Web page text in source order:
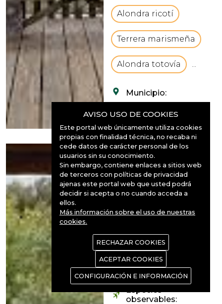
Bullaque. vbC...
Alondra ricotí
Terrera marismeña
Alondra totovía ...
Municipio:
Ruta del
Boquerón del
Estena
P.N.Cabañeros
las afueras del pueblo
de Navas de Estena.
Donde existe un
pequeño
aparcamiento. El
recorrido de 8
Especies
observables:
AVISO USO DE COOKIES
Este portal web únicamente utiliza cookies
propias con finalidad técnica, no recaba ni
cede datos de carácter personal de los
usuarios sin su conocimiento.
Sin embargo, contiene enlaces a sitios web
de terceros con políticas de privacidad
ajenas este portal web que usted podrá
decidir si acepta o no cuando acceda a
ellos.
Más información sobre el uso de nuestras
cookies.
RECHAZAR COOKIES
ACEPTAR COOKIES
CONFIGURACIÓN E INFORMACIÓN